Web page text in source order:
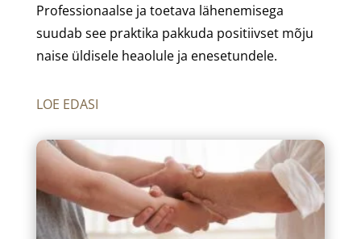
Professionaalse ja toetava lähenemisega
suudab see praktika pakkuda positiivset mõju
naise üldisele heaolule ja enesetundele.
LOE EDASI